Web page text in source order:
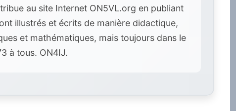
au site Internet ON5VL.org en publiant
illustrés et écrits de manière didactique,
et mathématiques, mais toujours dans le
à tous. ON4IJ.